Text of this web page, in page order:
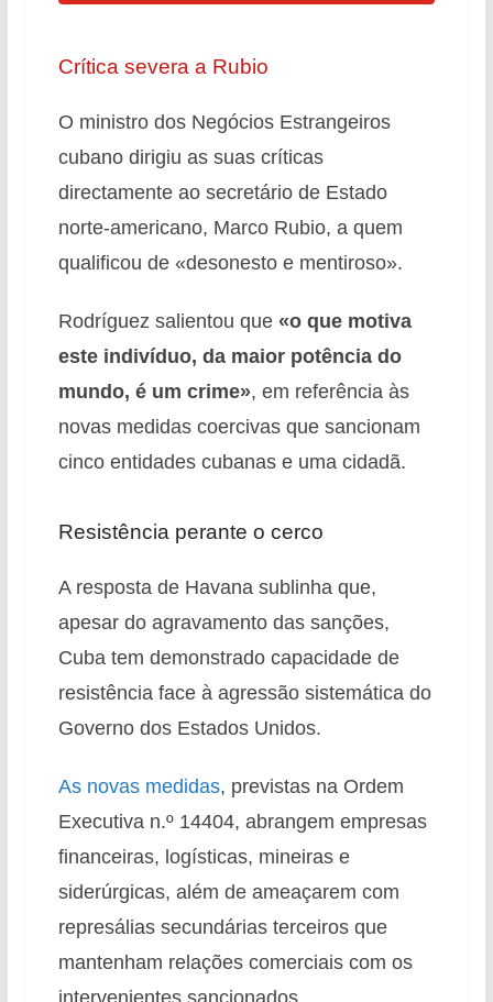
Crítica severa a Rubio
O ministro dos Negócios Estrangeiros
cubano dirigiu as suas críticas
directamente ao secretário de Estado
norte-americano, Marco Rubio, a quem
qualificou de «desonesto e mentiroso».
Rodríguez salientou que «o que motiva
este indivíduo, da maior potência do
mundo, é um crime», em referência às
novas medidas coercivas que sancionam
cinco entidades cubanas e uma cidadã.
Resistência perante o cerco
A resposta de Havana sublinha que,
apesar do agravamento das sanções,
Cuba tem demonstrado capacidade de
resistência face à agressão sistemática do
Governo dos Estados Unidos.
As novas medidas, previstas na Ordem
Executiva n.º 14404, abrangem empresas
financeiras, logísticas, mineiras e
siderúrgicas, além de ameaçarem com
represálias secundárias terceiros que
mantenham relações comerciais com os
intervenientes sancionados.